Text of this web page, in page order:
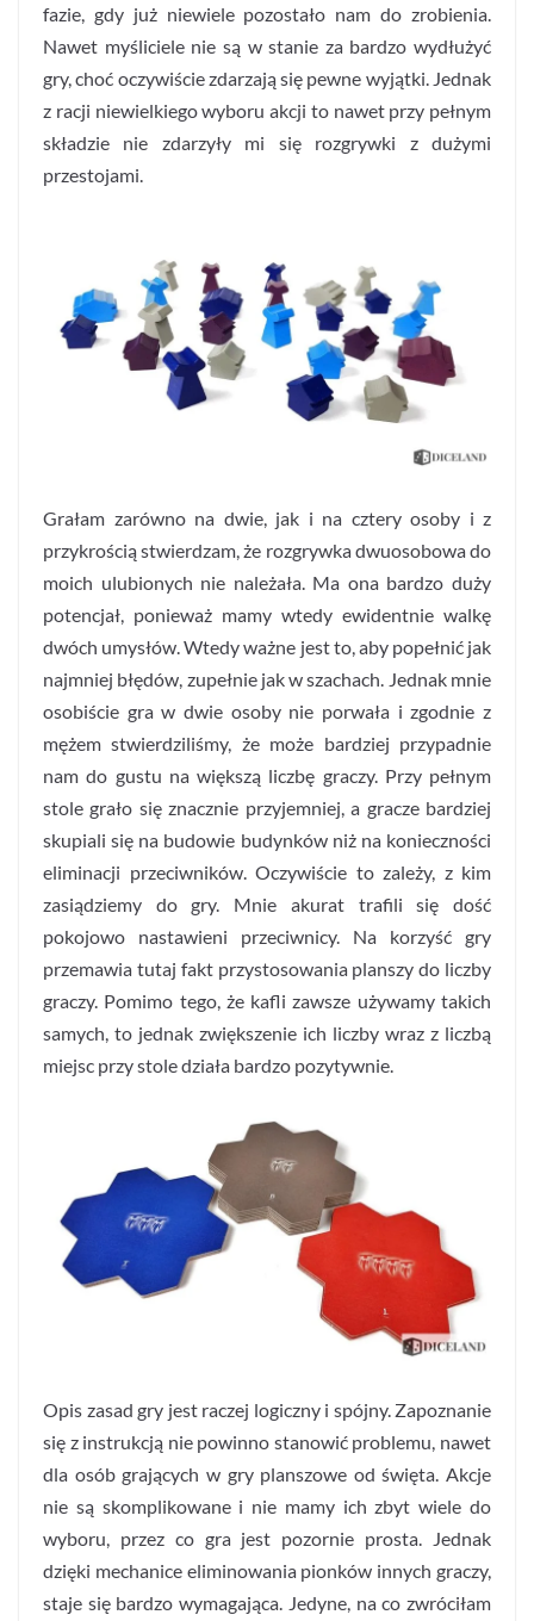
fazie, gdy już niewiele pozostało nam do zrobienia.
Nawet myśliciele nie są w stanie za bardzo wydłużyć
gry, choć oczywiście zdarzają się pewne wyjątki. Jednak
z racji niewielkiego wyboru akcji to nawet przy pełnym
składzie nie zdarzyły mi się rozgrywki z dużymi
przestojami.
Grałam zarówno na dwie, jak i na cztery osoby i z
przykrością stwierdzam, że rozgrywka dwuosobowa do
moich ulubionych nie należała. Ma ona bardzo duży
potencjał, ponieważ mamy wtedy ewidentnie walkę
dwóch umysłów. Wtedy ważne jest to, aby popełnić jak
najmniej błędów, zupełnie jak w szachach. Jednak mnie
osobiście gra w dwie osoby nie porwała i zgodnie z
mężem stwierdziliśmy, że może bardziej przypadnie
nam do gustu na większą liczbę graczy. Przy pełnym
stole grało się znacznie przyjemniej, a gracze bardziej
skupiali się na budowie budynków niż na konieczności
eliminacji przeciwników. Oczywiście to zależy, z kim
zasiądziemy do gry. Mnie akurat trafili się dość
pokojowo nastawieni przeciwnicy. Na korzyść gry
przemawia tutaj fakt przystosowania planszy do liczby
graczy. Pomimo tego, że kafli zawsze używamy takich
samych, to jednak zwiększenie ich liczby wraz z liczbą
miejsc przy stole działa bardzo pozytywnie.
Opis zasad gry jest raczej logiczny i spójny. Zapoznanie
się z instrukcją nie powinno stanowić problemu, nawet
dla osób grających w gry planszowe od święta. Akcje
nie są skomplikowane i nie mamy ich zbyt wiele do
wyboru, przez co gra jest pozornie prosta. Jednak
dzięki mechanice eliminowania pionków innych graczy,
staje się bardzo wymagająca. Jedyne, na co zwróciłam